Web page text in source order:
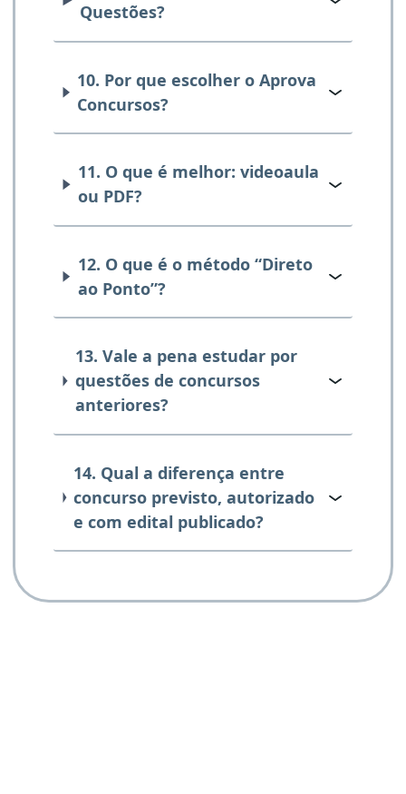
Questões?
10. Por que escolher o Aprova
Concursos?
11. O que é melhor: videoaula
ou PDF?
12. O que é o método “Direto
ao Ponto”?
13. Vale a pena estudar por
questões de concursos
anteriores?
14. Qual a diferença entre
concurso previsto, autorizado
e com edital publicado?